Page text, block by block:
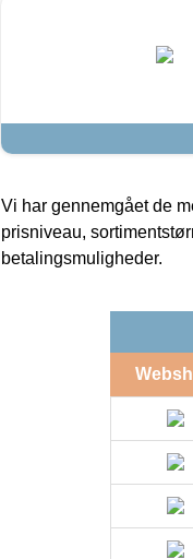
Vi har gennemgået de
prisniveau,
betalingsmuligheder.